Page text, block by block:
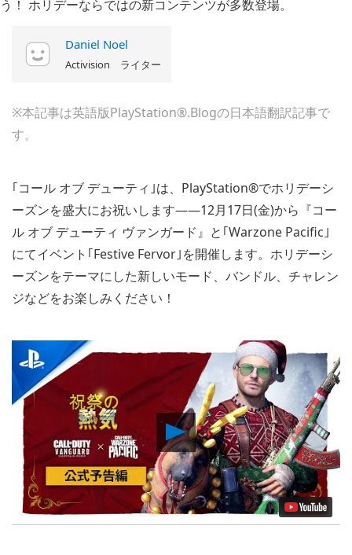
Daniel Noel
Activision ライター
※本記事は英語版PlayStation®.Blogの日本語翻訳記事で
す。
｢コール オブ デューティ｣は、PlayStation®でホリデーシ
ーズンを盛大にお祝いします――12月17日(金)から『コー
ル オブ デューティ ヴァンガード』と｢Warzone Pacific｣
にてイベント｢Festive Fervor｣を開催します。ホリデーシ
ーズンをテーマにした新しいモード、バンドル、チャレン
ジなどをお楽しみください！
Play
Video